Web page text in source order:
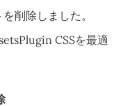
削除しました。
CSSを最適